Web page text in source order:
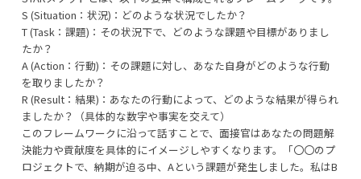
S (Situation：状況)：どのような状況でしたか？
T (Task：課題)：その状況下で、どのような課題や目標がありまし
たか？
A (Action：行動)：その課題に対し、あなた自身がどのような行動
を取りましたか？
R (Result：結果)：あなたの行動によって、どのような結果が得られ
ましたか？（具体的な数字や事実を交えて）
このフレームワークに沿って話すことで、面接官はあなたの問題解
決能力や貢献度を具体的にイメージしやすくなります。「〇〇のプ
ロジェクトで、納期が迫る中、Aという課題が発生しました。私はB